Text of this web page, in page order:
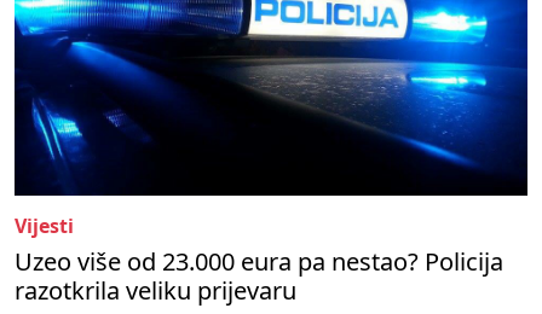
Vijesti
Uzeo više od 23.000 eura pa nestao? Policija
razotkrila veliku prijevaru